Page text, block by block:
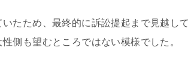
たため、最終的に訴訟提起まで見越し
側も望むところではない模様でした。